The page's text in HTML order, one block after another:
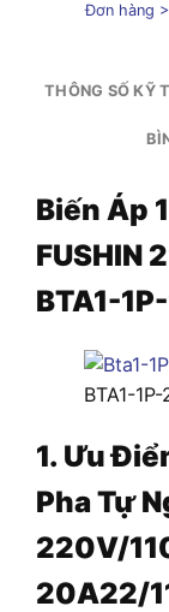
Đơn hàng
THÔNG SỐ KỸ
Biến Áp
FUSHIN
BTA1-
BTA1-
1. Ưu
Pha Tự
220V/
20A22/